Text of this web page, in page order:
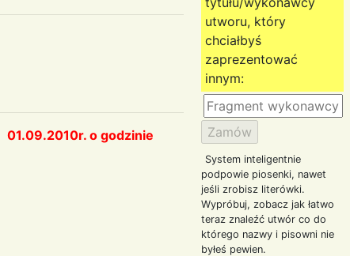
01.09.2010r. o godzinie
utworu, który
chciałbyś
zaprezentować
innym:
System inteligentnie
podpowie piosenki, nawet
jeśli zrobisz literówki.
Wypróbuj, zobacz jak łatwo
teraz znaleźć utwór co do
którego nazwy i pisowni nie
byłeś pewien.